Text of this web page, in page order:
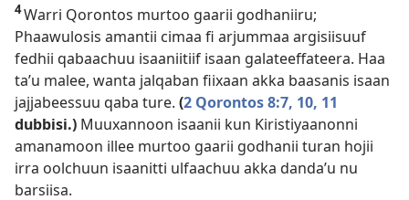
4Warri Qorontos murtoo gaarii godhaniiru;
Phaawulosis amantii cimaa fi arjummaa argisiisuuf
fedhii qabaachuu isaaniitiif isaan galateeffateera. Haa
taʼu malee, wanta jalqaban fiixaan akka baasanis isaan
jajjabeessuu qaba ture. (2 Qorontos 8:7, 10, 11
dubbisi.) Muuxannoon isaanii kun Kiristiyaanonni
amanamoon illee murtoo gaarii godhanii turan hojii
irra oolchuun isaanitti ulfaachuu akka dandaʼu nu
barsiisa.